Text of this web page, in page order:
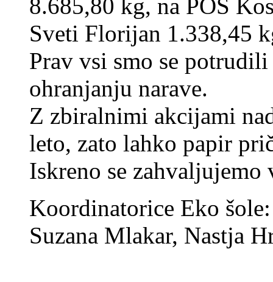
8.685,80 kg, na POŠ
Sveti Florijan 1.338,45
Prav vsi smo se
ohranjanju narave.
Z zbiralnimi akcijami
leto, zato lahko papir
Iskreno se zahvaljujemo
Koordinatorice Eko
Suzana Mlakar, Nastja